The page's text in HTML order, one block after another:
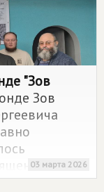
"Зов
Зов
КОРД-М
03 марта 2026